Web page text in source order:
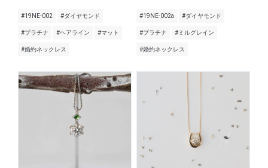
#19NE-002 #ダイヤモンド
#プラチナ #ヘアライン #マット
#婚約ネックレス
#19NE-002a #ダイヤモンド
#プラチナ #ミルグレイン
#婚約ネックレス